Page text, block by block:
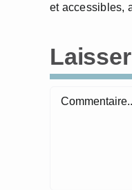
et accessibles,
Commentaire